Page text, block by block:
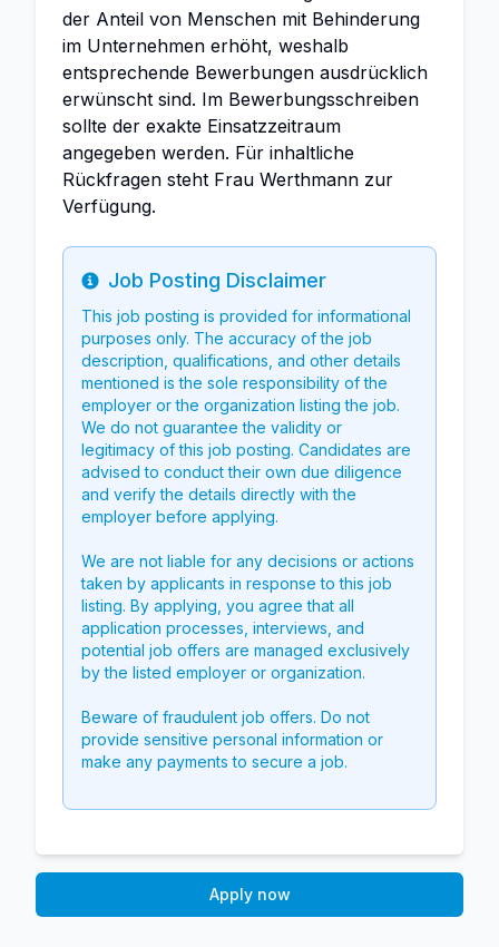
der Anteil von Menschen mit Behinderung
im Unternehmen erhöht, weshalb
entsprechende Bewerbungen ausdrücklich
erwünscht sind. Im Bewerbungsschreiben
sollte der exakte Einsatzzeitraum
angegeben werden. Für inhaltliche
Rückfragen steht Frau Werthmann zur
Verfügung.
Info
Job Posting Disclaimer
This job posting is provided for informational
purposes only. The accuracy of the job
description, qualifications, and other details
mentioned is the sole responsibility of the
employer or the organization listing the job.
We do not guarantee the validity or
legitimacy of this job posting. Candidates are
advised to conduct their own due diligence
and verify the details directly with the
employer before applying.
We are not liable for any decisions or actions
taken by applicants in response to this job
listing. By applying, you agree that all
application processes, interviews, and
potential job offers are managed exclusively
by the listed employer or organization.
Beware of fraudulent job offers. Do not
provide sensitive personal information or
make any payments to secure a job.
Apply now